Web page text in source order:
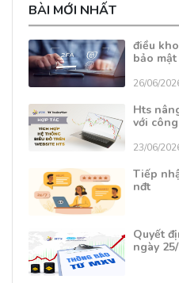
BÀI MỚI NHẤT
điều
bảo mật
26/06/
Hts
với
23/06/
Tiếp
nđt
Quyết
ngày